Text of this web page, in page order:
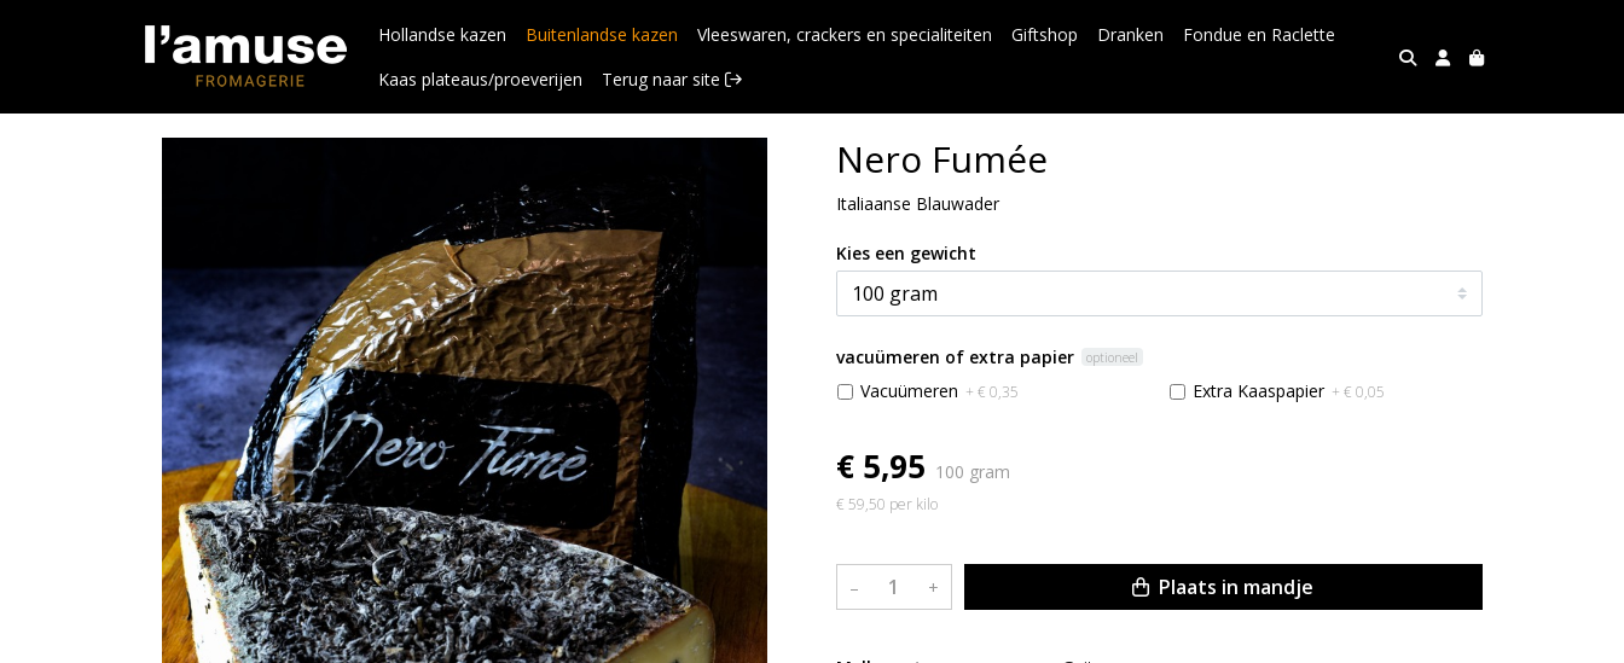
Hollandse kazen Buitenlandse kazen Vleeswaren, crackers en specialiteiten Giftshop Dranken
Fondue en Raclette
Kaas plateaus/proeverijen
Terug naar site 
Nero Fumée
Italiaanse Blauwader
Kies een gewicht
vacuümeren of extra papier optioneel
Vacuümeren + € 0,35 Extra Kaaspapier + € 0,05
€ 5,95 100 gram
€ 59,50 per kilo
– + Plaats in mandje